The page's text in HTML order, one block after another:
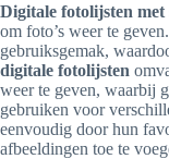
Digitale fotolijsten
om foto’s weer te
gebruiksgemak,
digitale fotolijsten
weer te geven, waarbij
gebruiken voor
eenvoudig door hun
afbeeldingen toe te